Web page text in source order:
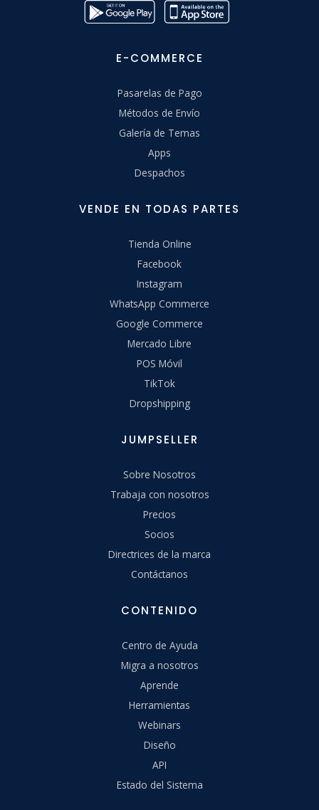
E-COMMERCE
Pasarelas de Pago
Métodos de Envío
Galería de Temas
Apps
Despachos
VENDE EN TODAS PARTES
Tienda Online
Facebook
Instagram
WhatsApp Commerce
Google Commerce
Mercado Libre
POS Móvil
TikTok
Dropshipping
JUMPSELLER
Sobre Nosotros
Trabaja con nosotros
Precios
Socios
Directrices de la marca
Contáctanos
CONTENIDO
Centro de Ayuda
Migra a nosotros
Aprende
Herramientas
Webinars
Diseño
API
Estado del Sistema